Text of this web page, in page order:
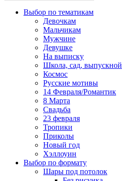
Выбор по тематикам
Девочкам
Мальчикам
Мужчине
Девушке
На выписку
Школа, сад, выпускной
Космос
Русские мотивы
14 Февраля/Романтик
8 Марта
Свадьба
23 февраля
Тропики
Приколы
Новый год
Хэллоуин
Выбор по формату
Шары под потолок